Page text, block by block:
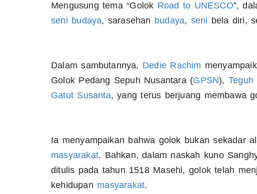
Mengusung tema “Golok Road to UNESCO”,
seni budaya, sarasehan budaya, seni bela diri,
Dalam sambutannya, Dedie Rachim
Golok Pedang Sepuh Nusantara (GPSN), Teguh
Gatut Susanta, yang terus berjuang membawa
Ia menyampaikan bahwa golok bukan sekadar
masyarakat. Bahkan, dalam naskah kuno
ditulis pada tahun 1518 Masehi, golok telah
kehidupan masyarakat.